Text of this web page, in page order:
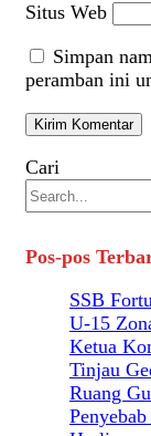
Situs Web
Simpan
peramban ini
Cari
Pos-pos
SSB
U-15
Ketua
Tinjau
Ruang